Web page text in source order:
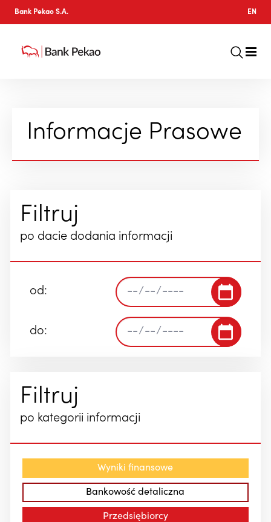
Bank Pekao S.A. EN
Informacje Prasowe
Filtruj
po dacie dodania informacji
od:
do:
Filtruj
po kategorii informacji
Wyniki finansowe
Bankowość detaliczna
Przedsiębiorcy